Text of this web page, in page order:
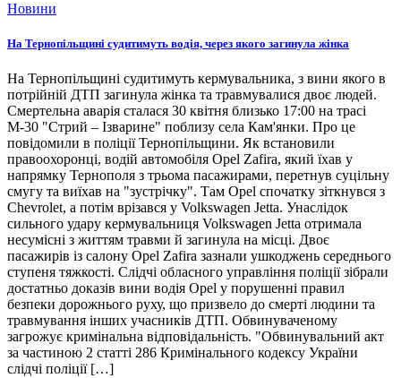
Новини
На Тернопільщині судитимуть водія, через якого загинула жінка
На Тернопільщині судитимуть кермувальника, з вини якого в
потрійній ДТП загинула жінка та травмувалися двоє людей.
Смертельна аварія сталася 30 квітня близько 17:00 на трасі
М-30 "Стрий – Ізварине" поблизу села Кам'янки. Про це
повідомили в поліції Тернопільщини. Як встановили
правоохоронці, водій автомобіля Opel Zafira, який їхав у
напрямку Тернополя з трьома пасажирами, перетнув суцільну
смугу та виїхав на "зустрічку". Там Opel спочатку зіткнувся з
Chevrolet, а потім врізався у Volkswagen Jetta. Унаслідок
сильного удару кермувальниця Volkswagen Jetta отримала
несумісні з життям травми й загинула на місці. Двоє
пасажирів із салону Opel Zafira зазнали ушкоджень середнього
ступеня тяжкості. Слідчі обласного управління поліції зібрали
достатньо доказів вини водія Opel у порушенні правил
безпеки дорожнього руху, що призвело до смерті людини та
травмування інших учасників ДТП. Обвинуваченому
загрожує кримінальна відповідальність. "Обвинувальний акт
за частиною 2 статті 286 Кримінального кодексу України
слідчі поліції […]